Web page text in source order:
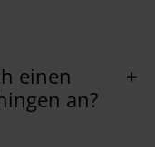
einen
an?
+